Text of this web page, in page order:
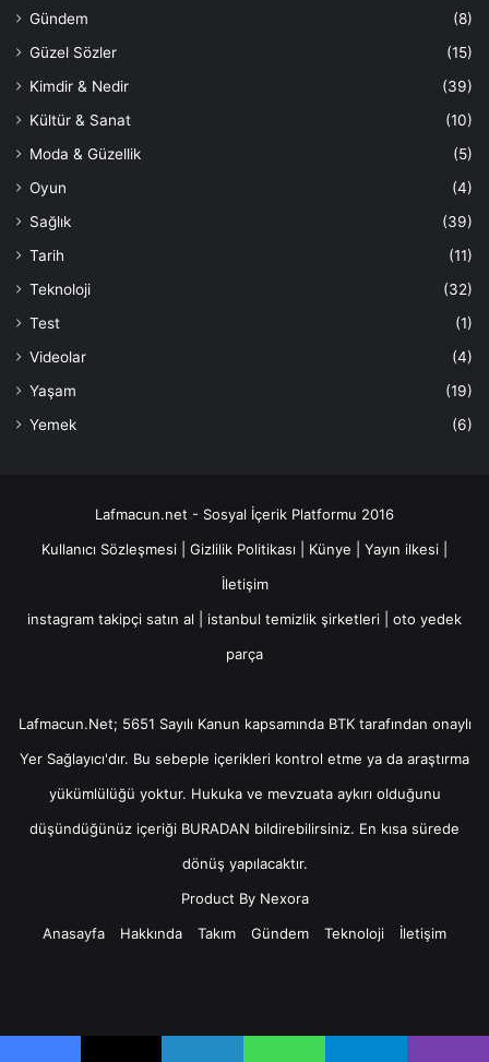
Gündem
(8)
Güzel Sözler
(15)
Kimdir & Nedir
(39)
Kültür & Sanat
(10)
Moda & Güzellik
(5)
Oyun
(4)
Sağlık
(39)
Tarih
(11)
Teknoloji
(32)
Test
(1)
Videolar
(4)
Yaşam
(19)
Yemek
(6)
Lafmacun.net - Sosyal İçerik Platformu 2016
Kullanıcı Sözleşmesi
Gizlilik Politikası Künye Yayın ilkesi
İletişim
instagram takipçi satın al
istanbul temizlik şirketleri
oto yedek
parça
Lafmacun.Net; 5651 Sayılı Kanun kapsamında BTK tarafından onaylı
Yer Sağlayıcı'dır. Bu sebeple içerikleri kontrol etme ya da araştırma
yükümlülüğü yoktur. Hukuka ve mevzuata aykırı olduğunu
düşündüğünüz içeriği BURADAN bildirebilirsiniz. En kısa sürede
dönüş yapılacaktır.
Product By Nexora
Anasayfa
Hakkında Takım Gündem Teknoloji İletişim